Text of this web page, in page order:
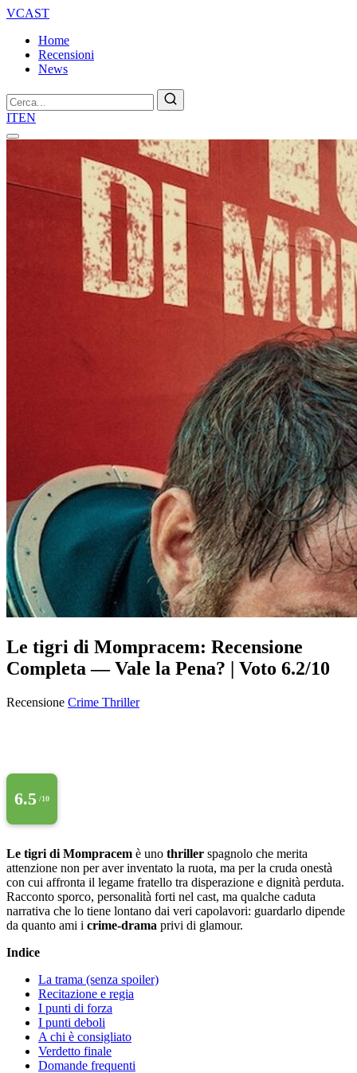
VCAST
Home
Recensioni
News
Cerca
ITEN
Le tigri di Mompracem: Recensione
Completa — Vale la Pena? | Voto 6.2/10
Recensione Crime Thriller
6.5 /10
Le tigri di Mompracem è uno thriller spagnolo che merita
attenzione non per aver inventato la ruota, ma per la cruda onestà
con cui affronta il legame fratello tra disperazione e dignità perduta.
Racconto sporco, personalità forti nel cast, ma qualche caduta
narrativa che lo tiene lontano dai veri capolavori: guardarlo dipende
da quanto ami i crime-drama privi di glamour.
Indice
La trama (senza spoiler)
Recitazione e regia
I punti di forza
I punti deboli
A chi è consigliato
Verdetto finale
Domande frequenti